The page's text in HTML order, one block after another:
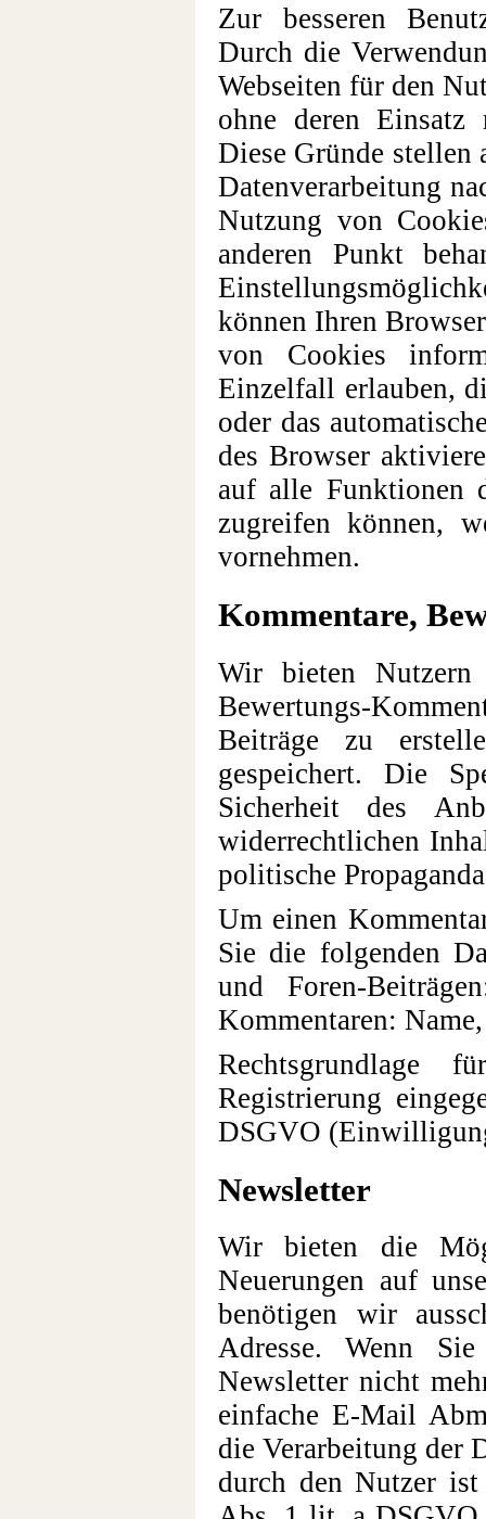
Zur besseren
Durch die
Webseiten für den
ohne deren
Diese Gründe stellen
Datenverarbeitung
Nutzung von
anderen Punkt
können Ihren
von Cookies
Einzelfall erlauben,
oder das
des Browser
auf alle Funktionen
zugreifen können,
vornehmen.
Kommentare,
Wir bieten Nutzern
Bewertungs-
Beiträge zu
gespeichert. Die
Sicherheit des
widerrechtlichen
politische
Um einen
Sie die folgenden
und Foren-
Kommentaren:
Rechtsgrundlage
Registrierung
DSGVO
Newsletter
Wir bieten die
Neuerungen auf
benötigen wir
Adresse. Wenn
Newsletter nicht
einfache E-Mail
die Verarbeitung der
durch den Nutzer